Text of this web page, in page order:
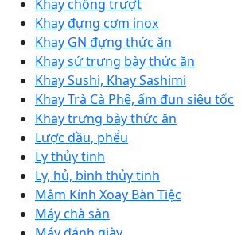
Khay chống trượt
Khay đựng cơm inox
Khay GN đựng thức ăn
Khay sứ trưng bày thức ăn
Khay Sushi, Khay Sashimi
Khay Trà Cà Phê, ấm đun siêu tốc
Khay trưng bày thức ăn
Lược dầu, phểu
Ly thủy tinh
Ly, hủ, bình thủy tinh
Mâm Kính Xoay Bàn Tiệc
Máy chà sàn